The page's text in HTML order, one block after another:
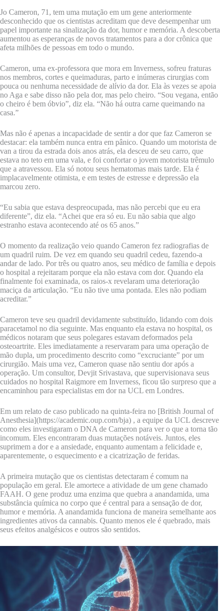
Jo Cameron, 71, tem uma mutação em um gene anteriormente
desconhecido que os cientistas acreditam que deve desempenhar um
papel importante na sinalização da dor, humor e memória. A descoberta
aumentou as esperanças de novos tratamentos para a dor crônica que
afeta milhões de pessoas em todo o mundo.
Cameron, uma ex-professora que mora em Inverness, sofreu fraturas
nos membros, cortes e queimaduras, parto e inúmeras cirurgias com
pouca ou nenhuma necessidade de alívio da dor. Ela às vezes se apoia
no Aga e sabe disso não pela dor, mas pelo cheiro. “Sou vegana, então
o cheiro é bem óbvio”, diz ela. “Não há outra carne queimando na
casa.”
Mas não é apenas a incapacidade de sentir a dor que faz Cameron se
destacar: ela também nunca entra em pânico. Quando um motorista de
van a tirou da estrada dois anos atrás, ela desceu de seu carro, que
estava no teto em uma vala, e foi confortar o jovem motorista trêmulo
que a atravessou. Ela só notou seus hematomas mais tarde. Ela é
implacavelmente otimista, e em testes de estresse e depressão ela
marcou zero.
“Eu sabia que estava despreocupada, mas não percebi que eu era
diferente”, diz ela. “Achei que era só eu. Eu não sabia que algo
estranho estava acontecendo até os 65 anos.”
O momento da realização veio quando Cameron fez radiografias de
um quadril ruim. De vez em quando seu quadril cedeu, fazendo-a
andar de lado. Por três ou quatro anos, seu médico de família e depois
o hospital a rejeitaram porque ela não estava com dor. Quando ela
finalmente foi examinada, os raios-x revelaram uma deterioração
maciça da articulação. “Eu não tive uma pontada. Eles não podiam
acreditar.”
Cameron teve seu quadril devidamente substituído, lidando com dois
paracetamol no dia seguinte. Mas enquanto ela estava no hospital, os
médicos notaram que seus polegares estavam deformados pela
osteoartrite. Eles imediatamente a reservaram para uma operação de
mão dupla, um procedimento descrito como “excruciante” por um
cirurgião. Mais uma vez, Cameron quase não sentiu dor após a
operação. Um consultor, Devjit Srivastava, que supervisionava seus
cuidados no hospital Raigmore em Inverness, ficou tão surpreso que a
encaminhou para especialistas em dor na UCL em Londres.
Em um relato de caso publicado na quinta-feira no [British Journal of
Anesthesia](https://academic.oup.com/bja) , a equipe da UCL descreve
como eles investigaram o DNA de Cameron para ver o que a torna tão
incomum. Eles encontraram duas mutações notáveis. Juntos, eles
suprimem a dor e a ansiedade, enquanto aumentam a felicidade e,
aparentemente, o esquecimento e a cicatrização de feridas.
A primeira mutação que os cientistas detectaram é comum na
população em geral. Ele amortece a atividade de um gene chamado
FAAH. O gene produz uma enzima que quebra a anandamida, uma
substância química no corpo que é central para a sensação de dor,
humor e memória. A anandamida funciona de maneira semelhante aos
ingredientes ativos da cannabis. Quanto menos ele é quebrado, mais
seus efeitos analgésicos e outros são sentidos.